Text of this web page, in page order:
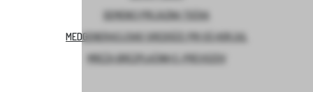
DEMENCI PRIJAZNA TOČKA
MEDGENERACIJSKO SREDIŠČE PRI OŠ HORJUL
MREŽA BREZPLAČNIH E-PREVOZOV